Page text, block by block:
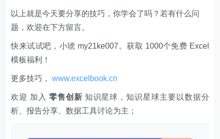
以上就是今天要分享的技巧，你学会了吗？若有什么问
题，欢迎在下方留言。
快来试试吧，小琥 my21ke007。获取 1000个免费 Excel
模板福利​​​​！
更多技巧，www.excelbook.cn
欢迎 加入 零售创新 知识星球，知识星球主要以数据分
析、报告分享、数据工具讨论为主；